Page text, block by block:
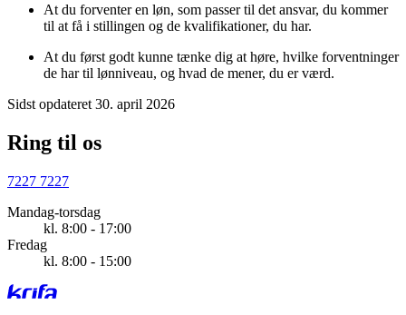
At du forventer en løn, som passer til det ansvar, du kommer
til at få i stillingen og de kvalifikationer, du har.
At du først godt kunne tænke dig at høre, hvilke forventninger
de har til lønniveau, og hvad de mener, du er værd.
Sidst opdateret 30. april 2026
Ring til os
7227 7227
Mandag-torsdag
kl. 8:00 - 17:00
Fredag
kl. 8:00 - 15:00